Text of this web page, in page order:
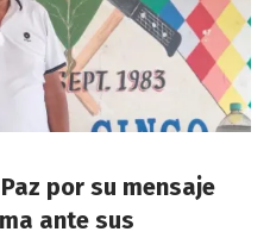
por su mensaje
ante sus